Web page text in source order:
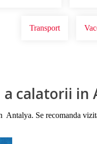
Transport
calatorii in
Se recomanda